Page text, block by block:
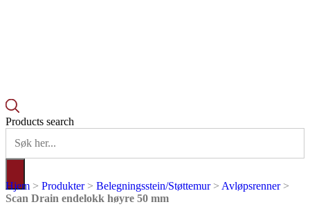
Products search
Hjem > Produkter> Belegningsstein/Støttemur> Avløpsrenner>
Scan Drain endelokk høyre 50 mm